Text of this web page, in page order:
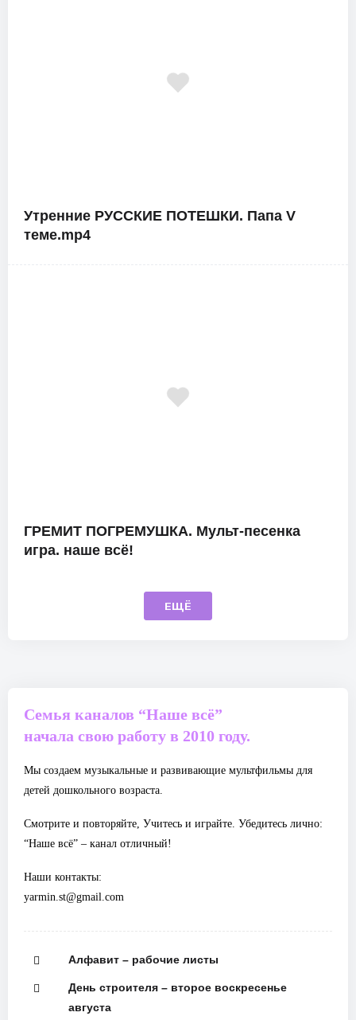
Утренние РУССКИЕ ПОТЕШКИ. Папа V
теме.mp4
ГРЕМИТ ПОГРЕМУШКА. Мульт-песенка
игра. наше всё!
ЕЩЁ
Семья каналов “Наше всё”
начала свою работу в 2010 году.
Мы создаем музыкальные и развивающие мультфильмы для
детей дошкольного возраста.
Смотрите и повторяйте, Учитесь и играйте. Убедитесь лично:
“Наше всё” – канал отличный!
Наши контакты:
yarmin.st@gmail.com
Алфавит – рабочие листы
День строителя – второе воскресенье
августа